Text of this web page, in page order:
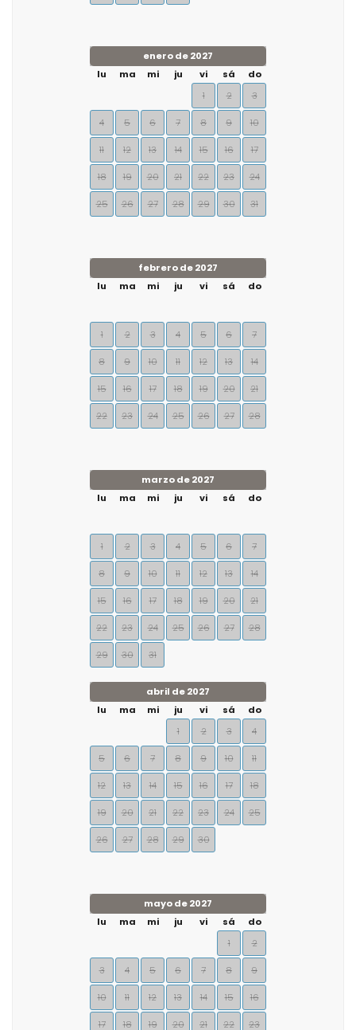
enero de 2027
lu
ma mi ju vi sá
do
1
2 3
4 5 6 7 8 9 10
11 12 13 14 15 16 17
18 19 20 21 22 23 24
25 26 27 28 29 30 31
febrero de 2027
lu
ma mi ju vi sá do
1 2 3 4 5 6 7
8 9 10 11 12 13 14
15 16 17 18 19 20 21
22 23 24 25 26 27 28
marzo de 2027
lu
ma mi ju vi sá do
1 2 3 4 5 6 7
8 9 10 11 12 13 14
15 16 17 18 19 20 21
22 23 24 25 26 27 28
29 30 31
abril de 2027
lu
ma mi ju vi sá
do
1
2 3 4
5 6 7 8 9 10 11
12 13 14 15 16 17 18
19 20 21 22 23 24 25
26 27 28 29 30
mayo de 2027
lu
ma mi ju vi sá
do
1
2
3 4 5 6 7 8 9
10 11 12 13 14 15 16
17 18 19 20 21 22 23